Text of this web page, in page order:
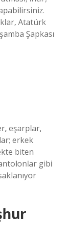
Atatürk
Şapkası
eşarplar,
erkek
biten
gibi